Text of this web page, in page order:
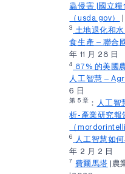
蟲侵害 |國立
（usda.gov）
3 土地退化和
食生產 – 聯合
年 11 月 28 日
4 87% 的美國
人工智慧 –
6 日
第 5 章 ： 人工智
析-產業研究報
（
6 人工智慧如
年 2 月 2 日
7 費爾馬塔 |農